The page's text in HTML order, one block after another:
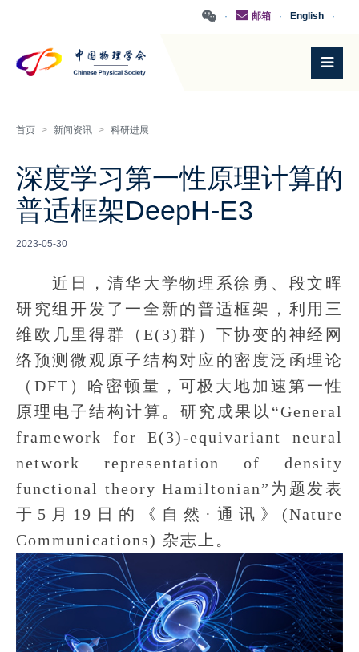
·
English
·
邮箱
·
首页 > 新闻资讯 > 科研进展
深度学习第一性原理计算的
普适框架DeepH-E3
2023-05-30
近日，清华大学物理系徐勇、段文晖
研究组开发了一全新的普适框架，利用三
维欧几里得群（E(3)群）下协变的神经网
络预测微观原子结构对应的密度泛函理论
（DFT）哈密顿量，可极大地加速第一性
原理电子结构计算。研究成果以“General
framework for E(3)-equivariant neural
network representation of density
functional theory Hamiltonian”为题发表
于5月19日的《自然·通讯》(Nature
Communications) 杂志上。